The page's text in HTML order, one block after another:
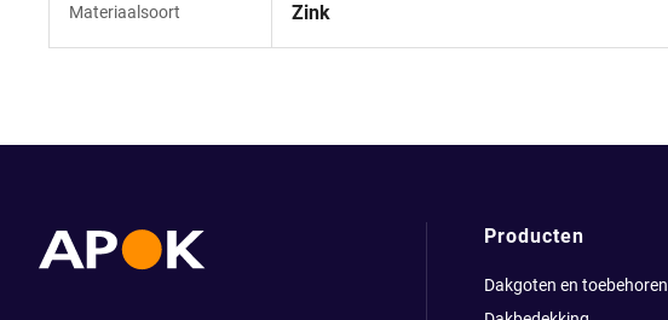
Materiaalsoort Zink
Producten
Dakgoten en toebehoren